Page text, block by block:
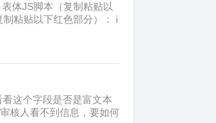
体JS脚本（复制粘贴以
粘贴以下红色部分）： i
这个字段是否是富文本
核人看不到信息，要如何